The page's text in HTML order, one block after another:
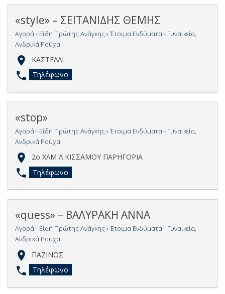
«style» – ΣΕΪΤΑΝΙΔΗΣ ΘΕΜΗΣ
Αγορά - Είδη Πρώτης Ανάγκης › Έτοιμα Ενδύματα - Γυναικεία,
Ανδρικά Ρούχα
ΚΑΣΤΕΛΛΙ
Τηλέφωνο
«stop»
Αγορά - Είδη Πρώτης Ανάγκης › Έτοιμα Ενδύματα - Γυναικεία,
Ανδρικά Ρούχα
2o ΧΛΜ Λ ΚΙΣΣΑΜΟΥ ΠΑΡΗΓΟΡΙΑ
Τηλέφωνο
«quess» – ΒΑΛΥΡΑΚΗ ΑΝΝΑ
Αγορά - Είδη Πρώτης Ανάγκης › Έτοιμα Ενδύματα - Γυναικεία,
Ανδρικά Ρούχα
ΠΑΖΙΝΟΣ
Τηλέφωνο